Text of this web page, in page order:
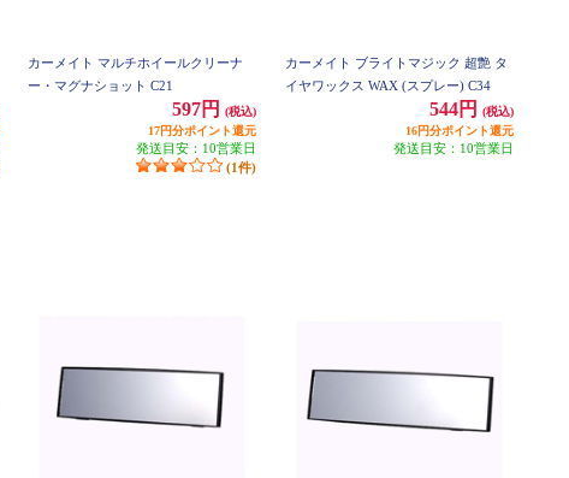
カーメイト マルチホイールクリーナ
ー・マグナショット C21
597円
(税込)
17円分ポイント還元
発送目安：10営業日
(1件)
カーメイト ブライトマジック 超艶 タ
イヤワックス WAX (スプレー) C34
544円
(税込)
16円分ポイント還元
発送目安：10営業日